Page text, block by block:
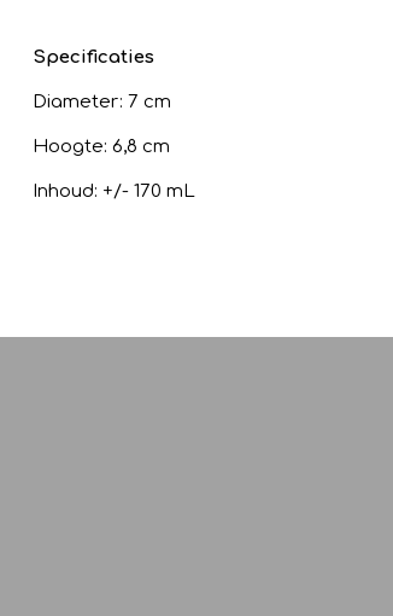
Specificaties
Diameter: 7 cm
Hoogte: 6,8 cm
Inhoud: +/- 170 mL